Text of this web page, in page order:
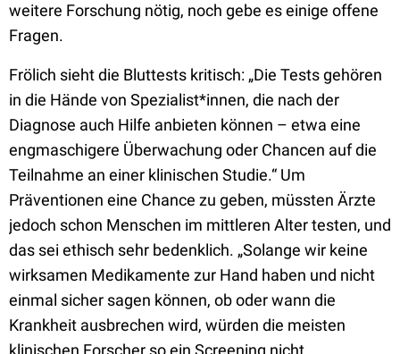
weitere Forschung nötig, noch gebe es einige offene
Fragen.
Frölich sieht die Bluttests kritisch: „Die Tests gehören
in die Hände von Spezialist*innen, die nach der
Diagnose auch Hilfe anbieten können – etwa eine
engmaschigere Überwachung oder Chancen auf die
Teilnahme an einer klinischen Studie.“ Um
Präventionen eine Chance zu geben, müssten Ärzte
jedoch schon Menschen im mittleren Alter testen, und
das sei ethisch sehr bedenklich. „Solange wir keine
wirksamen Medikamente zur Hand haben und nicht
einmal sicher sagen können, ob oder wann die
Krankheit ausbrechen wird, würden die meisten
klinischen Forscher so ein Screening nicht